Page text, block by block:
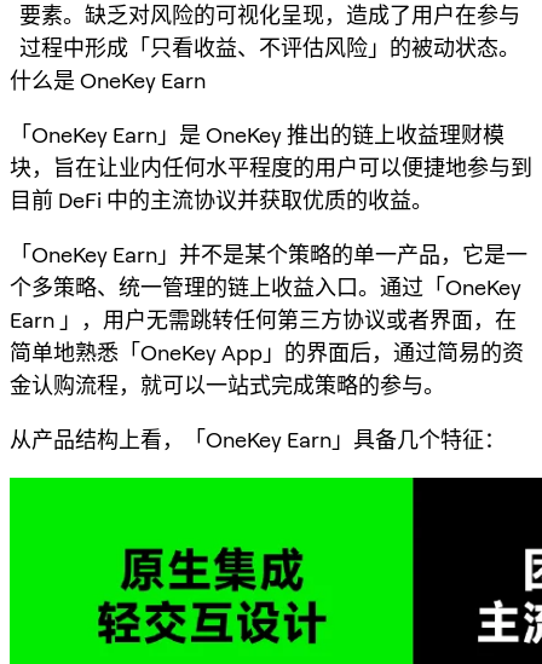
要素。缺乏对风险的可视化呈现，造成了用户在参与
过程中形成「只看收益、不评估风险」的被动状态。
什么是 OneKey Earn
「OneKey Earn」是 OneKey 推出的链上收益理财模
块，旨在让业内任何水平程度的用户可以便捷地参与到
目前 DeFi 中的主流协议并获取优质的收益。
「OneKey Earn」并不是某个策略的单一产品，它是一
个多策略、统一管理的链上收益入口。通过「OneKey
Earn 」，用户无需跳转任何第三方协议或者界面，在
简单地熟悉「OneKey App」的界面后，通过简易的资
金认购流程，就可以一站式完成策略的参与。
从产品结构上看，「OneKey Earn」具备几个特征：